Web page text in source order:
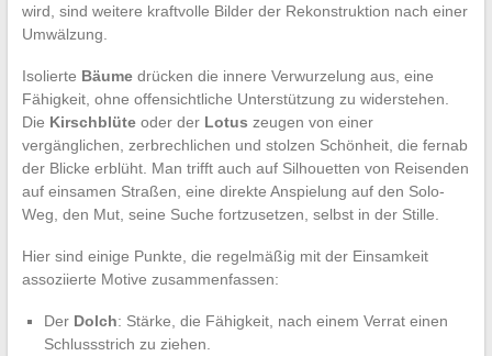
wird, sind weitere kraftvolle Bilder der Rekonstruktion nach einer
Umwälzung.
Isolierte Bäumedrücken die innere Verwurzelung aus, eine
Fähigkeit, ohne offensichtliche Unterstützung zu widerstehen.
Die Kirschblüteoder der Lotus zeugen von einer
vergänglichen, zerbrechlichen und stolzen Schönheit, die fernab
der Blicke erblüht. Man trifft auch auf Silhouetten von Reisenden
auf einsamen Straßen, eine direkte Anspielung auf den Solo-
Weg, den Mut, seine Suche fortzusetzen, selbst in der Stille.
Hier sind einige Punkte, die regelmäßig mit der Einsamkeit
assoziierte Motive zusammenfassen:
Der Dolch: Stärke, die Fähigkeit, nach einem Verrat einen
Schlussstrich zu ziehen.